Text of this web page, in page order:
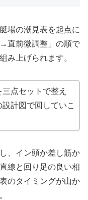
場の潮見表を起点に
直前微調整」の順で
み上げられます。
点セットで整え
計図で回していこ
、イン頭か差し筋か
線と回り足の良い相
のタイミングが山か